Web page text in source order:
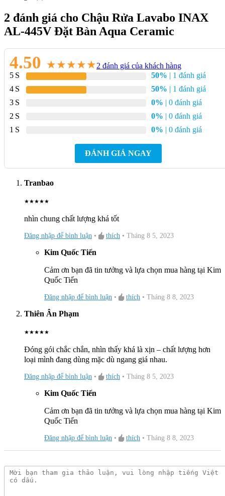
đường nét tinh tế, độc đáo. Thì nên chậu rửa mặt đặt bàn sẽ là
sự lựa chọn tuyệt vời dành cho gia đình bạn. Liên hệ ngay với
Kim Quốc Tiến để đặt hàng nhanh nhé!
Hình Ảnh Lavabo INAX AL-445V Đặt Bàn Khi Đến Tay Khách Hàng
2 đánh giá cho Chậu Rửa Lavabo INAX
AL-445V Đặt Bàn Aqua Ceramic
4.50 ★★★★★2 đánh giá của khách hàng
5
50% | 1 đánh giá
4
50% | 1 đánh giá
3
0% | 0 đánh giá
2
0% | 0 đánh giá
1
0% | 0 đánh giá
ĐÁNH GIÁ NGAY
Tranbao
★★★★★
nhìn chung chất lượng khá tốt
Đăng nhập để bình luận • thích • Tháng 8 5, 2023
Kim Quốc Tiến
Cảm ơn bạn đã tin tưởng và lựa chọn mua hàng tại Kim
Quốc Tiến
Đăng nhập để bình luận • thích • Tháng 8 8, 2023
Thiên Ân Phạm
★★★★★
Đóng gói chắc chắn, nhìn thấy khá là xịn – chất lượng hơn
loại mình đang dùng mặc dù ngang giá nhau.
Đăng nhập để bình luận • thích • Tháng 8 5, 2023
Kim Quốc Tiến
Cảm ơn bạn đã tin tưởng và lựa chọn mua hàng tại Kim
Quốc Tiến
Đăng nhập để bình luận • thích • Tháng 8 8, 2023